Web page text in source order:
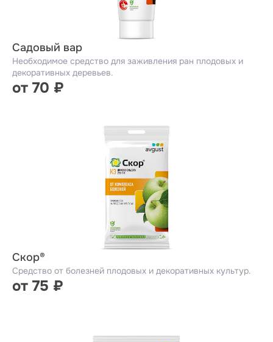
Садовый вар
Необходимое средство для заживления ран плодовых и
декоративных деревьев.
от 70 ₽
Скор®
Средство от болезней плодовых и декоративных культур.
от 75 ₽